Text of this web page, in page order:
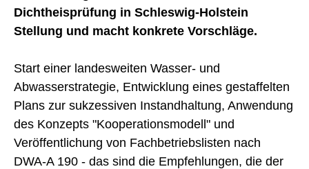
Dichtheisprüfung in Schleswig-Holstein
Stellung und macht konkrete Vorschläge.
Start einer landesweiten Wasser- und
Abwasserstrategie, Entwicklung eines gestaffelten
Plans zur sukzessiven Instandhaltung, Anwendung
des Konzepts "Kooperationsmodell" und
Veröffentlichung von Fachbetriebslisten nach
DWA-A 190 - das sind die Empfehlungen, die der